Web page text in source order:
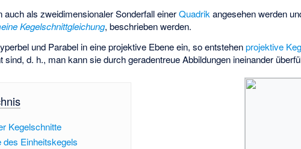
auch als zweidimensionaler Sonderfall einerQuadrik angesehen werden
Kegelschnittgleichung, beschrieben werden.
und Parabel in eine projektive Ebene ein, so entstehenprojektive
sind, d. h., man kann sie durch geradentreue Abbildungen ineinander
Kegelschnitte
des Einheitskegels